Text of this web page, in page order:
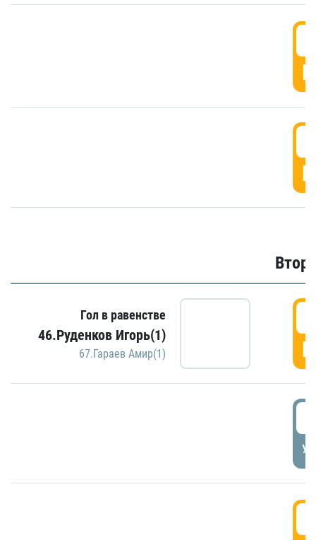
Гол в равенстве
46.Руденков Игорь(1)
67.Гараев Амир(1)